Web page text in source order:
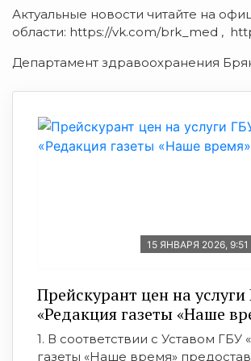
Актуальные новости читайте на
области: https://vk.com/brk_med ,
Департамент здравоохранения
15 ЯНВАРЯ 2026, 9:51
Прейскурант цен на услуги
«Редакция газеты «Наше
1. В соответствии с Уставом ГБУ
газеты «Наше время»